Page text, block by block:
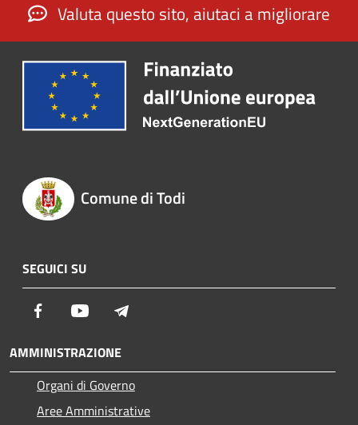
Valuta questo sito, aiutaci a migliorare
Comune di Todi
SEGUICI SU
Facebook Youtube
AMMINISTRAZIONE
Organi di Governo
Aree Amministrative